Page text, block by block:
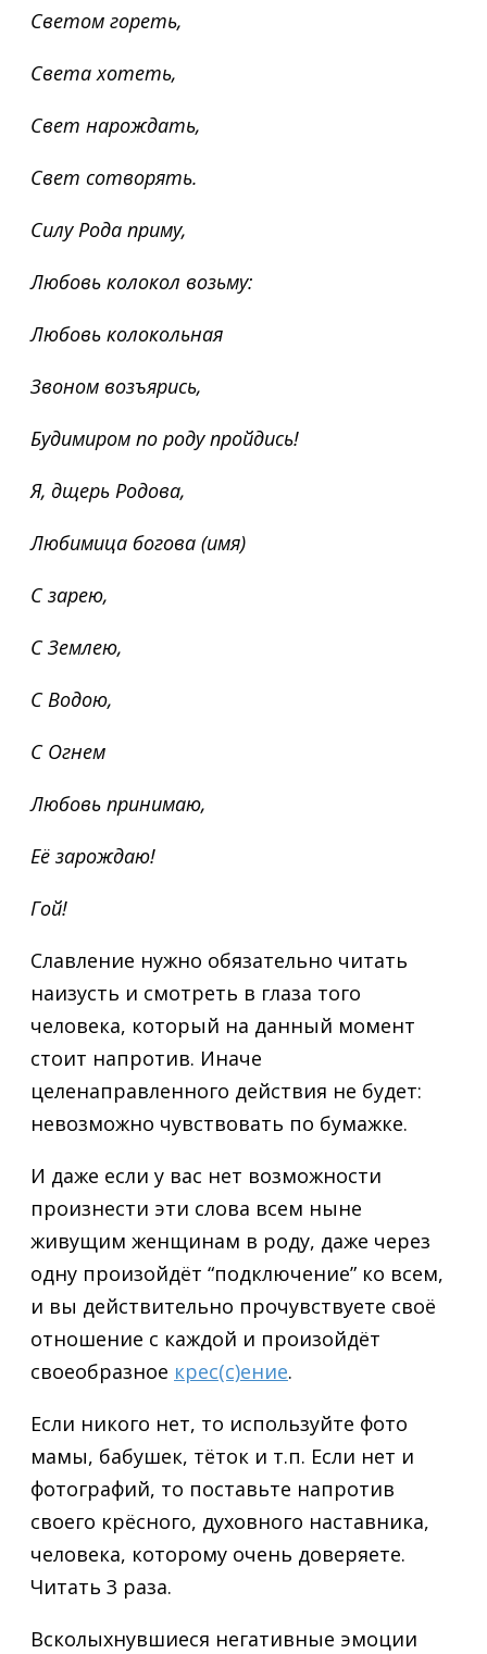
Светом гореть,
Света хотеть,
Свет нарождать,
Свет сотворять.
Силу Рода приму,
Любовь колокол возьму:
Любовь колокольная
Звоном возъярись,
Будимиром по роду пройдись!
Я, дщерь Родова,
Любимица богова (имя)
С зарею,
С Землею,
С Водою,
С Огнем
Любовь принимаю,
Её зарождаю!
Гой!
Славление нужно обязательно читать
наизусть и смотреть в глаза того
человека, который на данный момент
стоит напротив. Иначе
целенаправленного действия не будет:
невозможно чувствовать по бумажке.
И даже если у вас нет возможности
произнести эти слова всем ныне
живущим женщинам в роду, даже через
одну произойдёт “подключение” ко всем,
и вы действительно прочувствуете своё
отношение с каждой и произойдёт
своеобразное крес(с)ение.
Если никого нет, то используйте фото
мамы, бабушек, тёток и т.п. Если нет и
фотографий, то поставьте напротив
своего крёсного, духовного наставника,
человека, которому очень доверяете.
Читать 3 раза.
Всколыхнувшиеся негативные эмоции